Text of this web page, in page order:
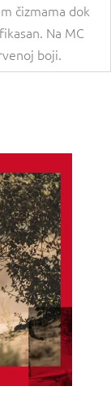
čizmama dok
Na MC
boji.